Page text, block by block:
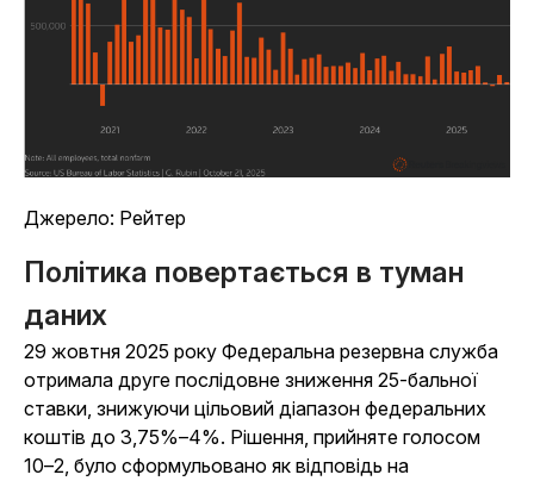
Джерело: Рейтер
Політика повертається в туман
даних
29 жовтня 2025 року Федеральна резервна служба
отримала друге послідовне зниження 25-бальної
ставки, знижуючи цільовий діапазон федеральних
коштів до 3,75%–4%. Рішення, прийняте голосом
10–2, було сформульовано як відповідь на